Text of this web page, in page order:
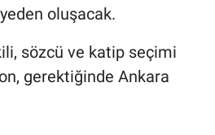
oluşacak.
sözcü ve katip seçimi
gerektiğinde Ankara